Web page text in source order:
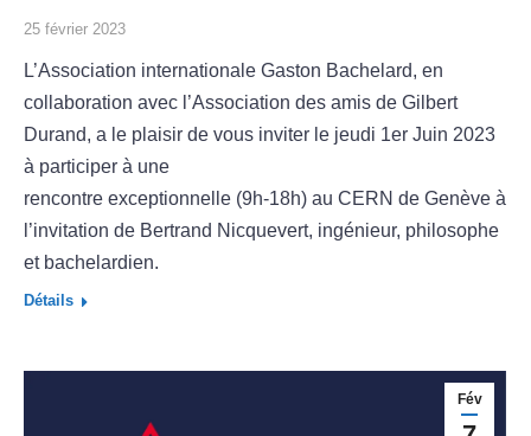
25 février 2023
L’Association internationale Gaston Bachelard, en
collaboration avec l’Association des amis de Gilbert
Durand, a le plaisir de vous inviter le jeudi 1er Juin 2023
à participer à une
rencontre exceptionnelle (9h-18h) au CERN de Genève à
l’invitation de Bertrand Nicquevert, ingénieur, philosophe
et bachelardien.
Détails
Fév